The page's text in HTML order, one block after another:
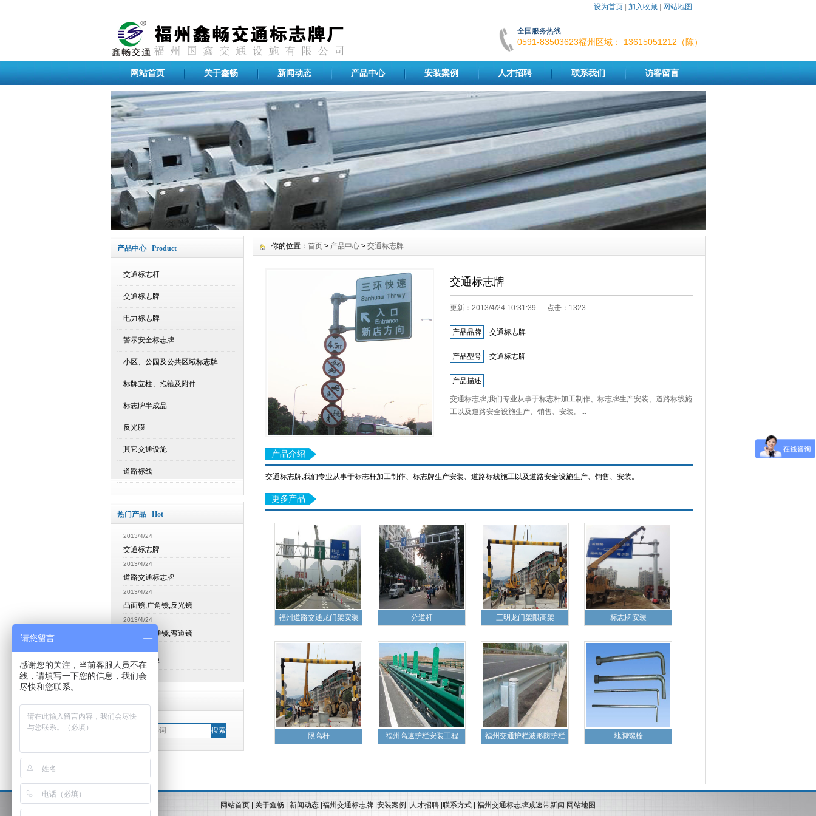
设为首页| 加入收藏| 网站地图
全国服务热线
0591-83503623福州区域： 13615051212（陈）
网站首页 关于鑫畅 新闻动态 产品中心 安装案例 人才招聘 联系我们 访客留言
产品中心 Product
交通标志杆
交通标志牌
电力标志牌
警示安全标志牌
小区、公园及公共区域标志牌
标牌立柱、抱箍及附件
标志牌半成品
反光膜
其它交通设施
道路标线
热门产品 Hot
2013/4/24
交通标志牌
2013/4/24
道路交通标志牌
2013/4/24
凸面镜,广角镜,反光镜
2013/4/24
拐角镜,交通镜,弯道镜
交通标志牌
搜索 Search
你的位置： 首页 > 产品中心 > 交通标志牌
交通标志牌
更新：2013/4/24 10:31:39 点击： 1323
产品品牌 交通标志牌
产品型号 交通标志牌
产品描述
交通标志牌,我们专业从事于标志杆加工制作、标志牌生产安装、道路标线施
工以及道路安全设施生产、销售、安装。...
产品介绍
交通标志牌,我们专业从事于标志杆加工制作、标志牌生产安装、道路标线施工以及道路安全设施生产、销售、安装。
更多产品
福州道路交通龙门架安装 分道杆 三明龙门架限高架 标志牌安装
限高杆 福州高速护栏安装工程 福州交通护栏波形防护栏 地脚螺栓
网站首页 关于鑫畅 新闻动态 福州交通标志牌 安装案例 人才招聘 联系方式 福州交通标志牌减速带新闻 网站地图
请您留言
感谢您的关注，当前客服人员不在
线，请填写一下您的信息，我们会
尽快和您联系。